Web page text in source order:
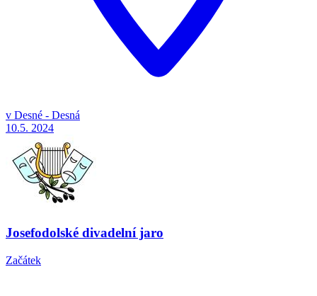
v Desné - Desná
10.5. 2024
Josefodolské divadelní jaro
Začátek